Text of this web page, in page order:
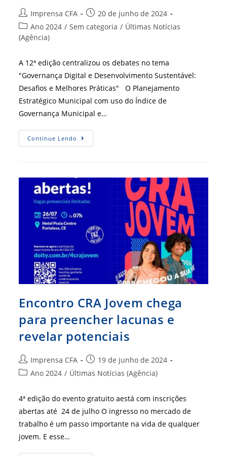
Autor
do
post:
Imprensa CFA
Post
publicado:
20 de junho de 2024
Categoria
do
Ano 2024 / Sem categoria / Últimas Notícias
(Agência)
A 12ª edição centralizou os debates no tema
"Governança Digital e Desenvolvimento Sustentável:
Desafios e Melhores Práticas" O Planejamento
Estratégico Municipal com uso do Índice de
Governança Municipal e…
Continue Lendo Presidente
Do
Prefeitos
2024
Encontro CRA Jovem chega
para preencher lacunas e
revelar potenciais
Autor
do
Imprensa CFA
Post
publicado:
19 de junho de 2024
Categoria
post:
Ano 2024 / Últimas Notícias (Agência)
4ª edição do evento gratuito aestá com inscrições
abertas até 24 de julho O ingresso no mercado de
trabalho é um passo importante na vida de qualquer
jovem. E esse…